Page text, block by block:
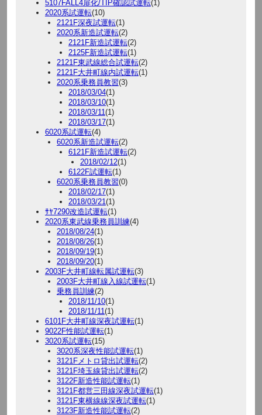
5107FALL4扉化/TIP確認試運転(1)
2020系試運転(10)
2121F深夜試運転(1)
2020系新造試運転(2)
2121F新造試運転(2)
2125F新造試運転(1)
2121F東武線総合試運転(2)
2121F大井町線内試運転(1)
2020系乗務員教習(3)
2018/03/04(1)
2018/03/10(1)
2018/03/11(1)
2018/03/17(1)
6020系試運転(4)
6020系新造試運転(2)
6121F新造試運転(2)
2018/02/12(1)
6122F試運転(1)
6020系乗務員教習(0)
2018/02/17(1)
2018/03/21(1)
ｻﾔ7290改造試運転(1)
2020系東武線乗務員訓練(4)
2018/08/24(1)
2018/08/26(1)
2018/09/19(1)
2018/09/20(1)
2003F大井町線転属試運転(3)
2003F大井町線入線試運転(1)
乗務員訓練(2)
2018/11/10(1)
2018/11/11(1)
6101F大井町線深夜試運転(1)
9022F性能試運転(1)
3020系試運転(15)
3020系深夜性能試運転(1)
3121Fメトロ貸出試運転(2)
3121F埼玉線貸出試運転(2)
3122F新造性能試運転(1)
3121F都営三田線深夜試運転(1)
3121F東横線線深夜試運転(1)
3123F新造性能試運転(2)